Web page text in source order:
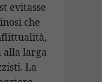
evitasse
che
alla larga
La